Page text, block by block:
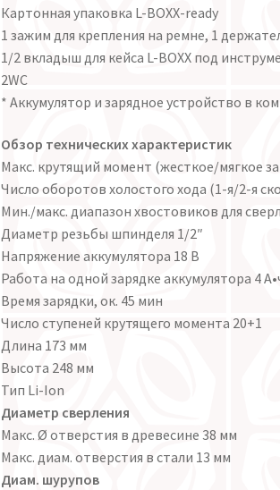
Картонная упаковка L-BOXX-ready
1 зажим для крепления на ремне, 1
1/2 вкладыш для кейса L-BOXX под
2WC
* Аккумулятор и зарядное устройство в
Обзор технических характеристик
Макс. крутящий момент (жесткое/мягкое
Число оборотов холостого хода (1-я/2-я
Мин./макс. диапазон хвостовиков для
Диаметр резьбы шпинделя 1/2″
Напряжение аккумулятора 18 В
Работа на одной зарядке аккумулятора 4
Время зарядки, ок. 45 мин
Число ступеней крутящего момента 20+1
Длина 173 мм
Высота 248 мм
Тип Li-Ion
Диаметр сверления
Макс. Ø отверстия в древесине 38 мм
Макс. диам. отверстия в стали 13 мм
Диам. шурупов